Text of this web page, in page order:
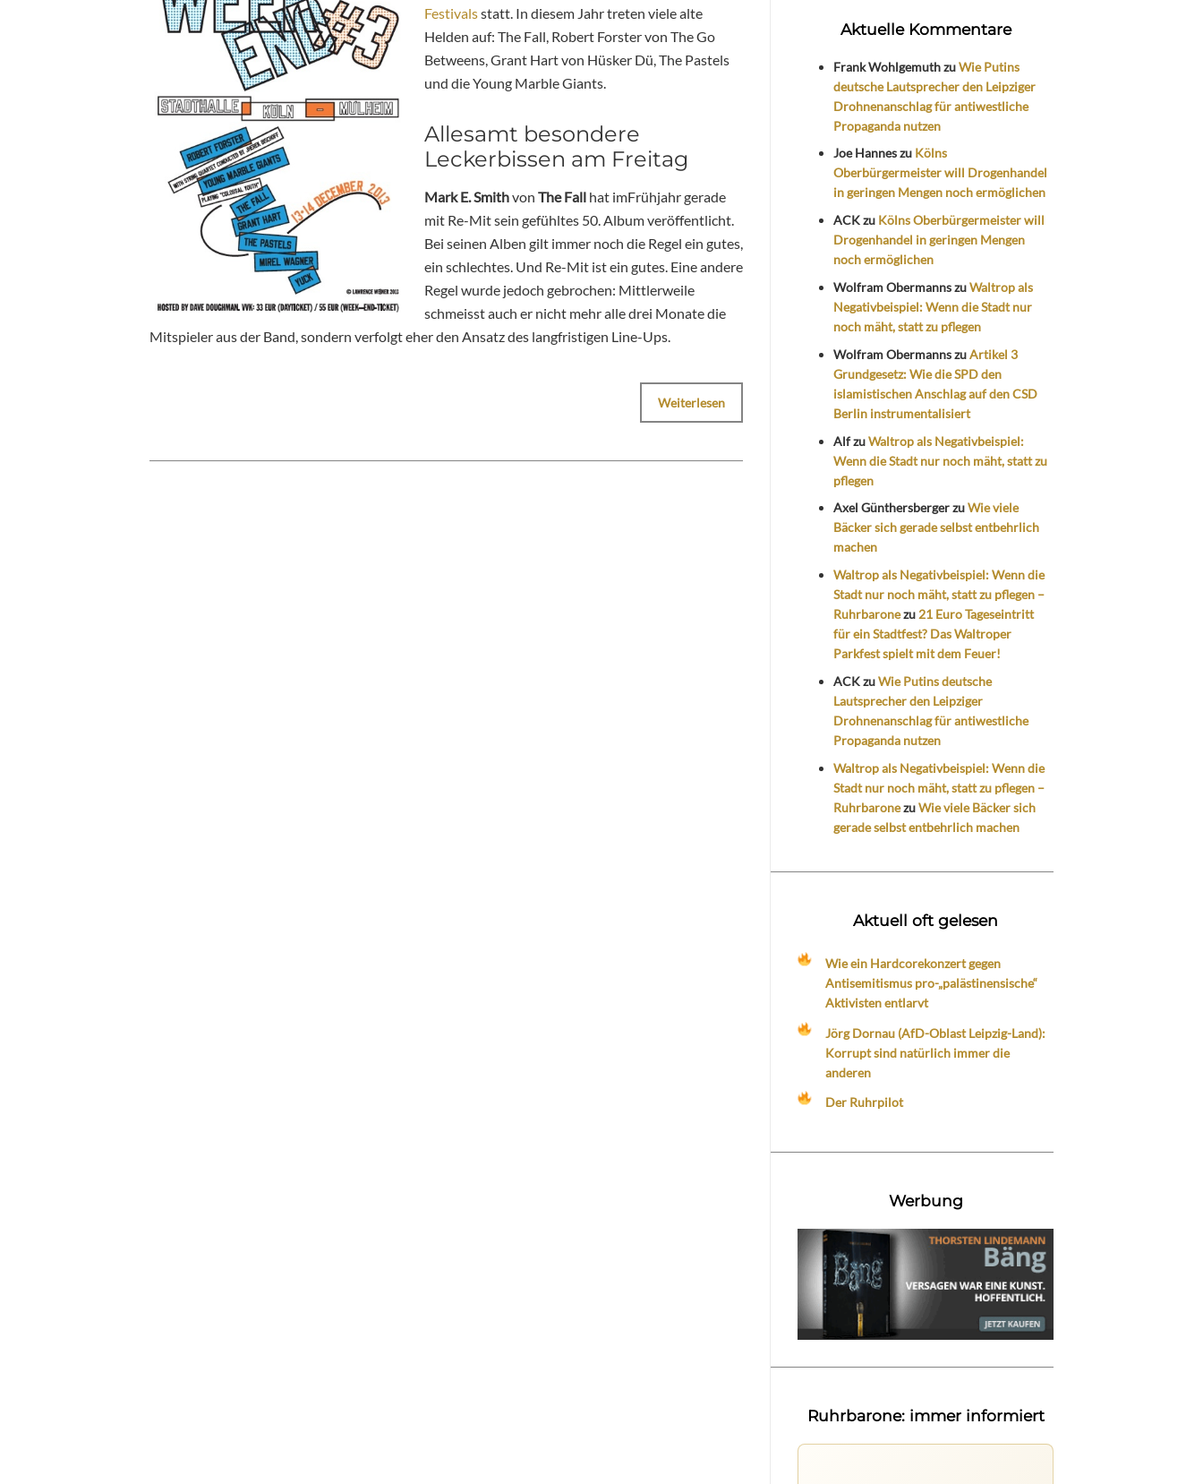
Festivalsstatt. In diesem Jahr treten viele alte
Helden auf: The Fall, Robert Forster von The Go
Betweens, Grant Hart von Hüsker Dü, The Pastels
und die Young Marble Giants.
Allesamt besondere
Leckerbissen am Freitag
Mark E. Smithvon The Fall hat imFrühjahr gerade
mit Re-Mit sein gefühltes 50. Album veröffentlicht.
Bei seinen Alben gilt immer noch die Regel ein gutes,
ein schlechtes. Und Re-Mit ist ein gutes. Eine andere
Regel wurde jedoch gebrochen: Mittlerweile
schmeisst auch er nicht mehr alle drei Monate die
Mitspieler aus der Band, sondern verfolgt eher den Ansatz des langfristigen Line-Ups.
Weiterlesen
Aktuelle Kommentare
Frank WohlgemuthzuWie Putins
deutsche Lautsprecher den Leipziger
Drohnenanschlag für antiwestliche
Propaganda nutzen
Joe Hanneszu Kölns
Oberbürgermeister will Drogenhandel
in geringen Mengen noch ermöglichen
ACKzu Kölns Oberbürgermeister will
Drogenhandel in geringen Mengen
noch ermöglichen
Wolfram ObermannszuWaltrop als
Negativbeispiel: Wenn die Stadt nur
noch mäht, statt zu pflegen
Wolfram ObermannszuArtikel 3
Grundgesetz: Wie die SPD den
islamistischen Anschlag auf den CSD
Berlin instrumentalisiert
AlfzuWaltrop als Negativbeispiel:
Wenn die Stadt nur noch mäht, statt zu
pflegen
Axel GünthersbergerzuWie viele
Bäcker sich gerade selbst entbehrlich
machen
Waltrop als Negativbeispiel: Wenn die
Stadt nur noch mäht, statt zu pflegen –
Ruhrbaronezu 21 Euro Tageseintritt
für ein Stadtfest? Das Waltroper
Parkfest spielt mit dem Feuer!
ACKzuWie Putins deutsche
Lautsprecher den Leipziger
Drohnenanschlag für antiwestliche
Propaganda nutzen
Waltrop als Negativbeispiel: Wenn die
Stadt nur noch mäht, statt zu pflegen –
RuhrbaronezuWie viele Bäcker sich
gerade selbst entbehrlich machen
Aktuell oft gelesen
Wie ein Hardcorekonzert gegen
Antisemitismus pro-„palästinensische“
Aktivisten entlarvt
Jörg Dornau (AfD-Oblast Leipzig-Land):
Korrupt sind natürlich immer die
anderen
Der Ruhrpilot
Werbung
Ruhrbarone: immer informiert